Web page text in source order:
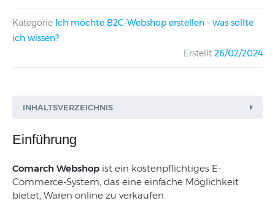
Kategorie Ich möchte B2C-Webshop erstellen - was sollte
ich wissen?
Erstellt 26/02/2024
INHALTSVERZEICHNIS
Wie kann ich Warengruppen für den
Einführung
Comarch Webshop ist ein kostenpflichtiges E-
Commerce-System, das eine einfache Möglichkeit
bietet, Waren online zu verkaufen.